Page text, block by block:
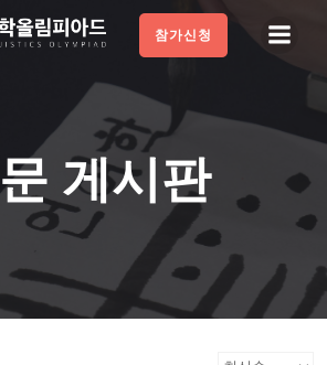
Skip
to
content
참가신청
게시판